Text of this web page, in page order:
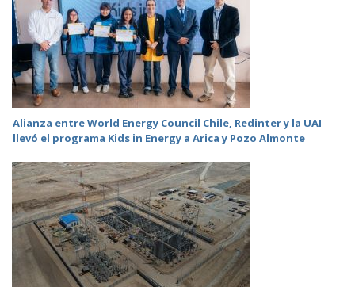
Alianza entre World Energy Council Chile, Redinter y la UAI
llevó el programa Kids in Energy a Arica y Pozo Almonte